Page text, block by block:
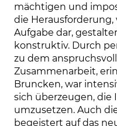
mächtigen und
die Herausforderung,
Aufgabe dar,
konstruktiv. Durch
zu dem
Zusammenarbeit,
Bruncken, war
sich überzeugen, die
umzusetzen. Auch
begeistert auf das